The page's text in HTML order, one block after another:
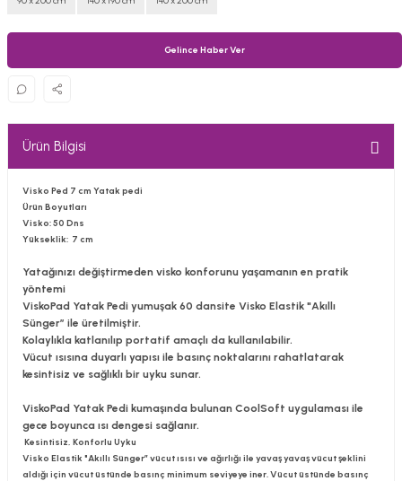
Gelince Haber Ver
Ürün Bilgisi
Visko Ped 7 cm Yatak pedi
Ürün Boyutları
Visko:50 Dns
Yükseklik: 7 cm
Yatağınızı değiştirmeden visko konforunu yaşamanın en pratik
yöntemi
ViskoPad Yatak Pedi yumuşak 60 dansite Visko Elastik "Akıllı
Sünger” ile üretilmiştir.
Kolaylıkla katlanılıp portatif amaçlı da kullanılabilir.
Vücut ısısına duyarlı yapısı ile basınç noktalarını rahatlatarak
kesintisiz ve sağlıklı bir uyku sunar.
ViskoPad Yatak Pedi kumaşında bulunan CoolSoft uygulaması ile
gece boyunca ısı dengesi sağlanır.
Kesintisiz, Konforlu Uyku
Visko Elastik "Akıllı Sünger” vücut ısısı ve ağırlığı ile yavaş yavaş vücut şeklini
aldığı için vücut üstünde basınç minimum seviyeye iner. Vücut üstünde basınç